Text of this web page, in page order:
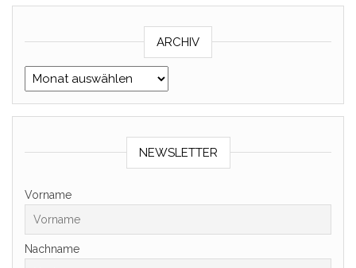
ARCHIV
Archiv
NEWSLETTER
Vorname
Nachname